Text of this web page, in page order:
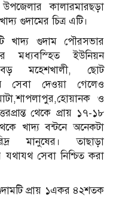
কালারমারছড়া
গুদামের চিত্র এটি।
খাদ্য গুদাম পৌরসভার
মধ্যবস্হিত ইউনিয়ন
মহেশখালী, ছোট
সেবা দেওয়া গেলেও
ও
থেকে প্রায় ১৭-১৮
খাদ্য বন্টনে অনেকটা
মানুষের। তাছাড়া
যথাযথ সেবা নিশ্চিত করা
প্রায় ১একর ৪২শতক